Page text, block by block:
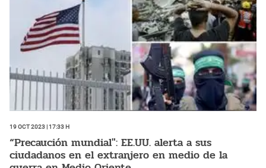
19 Oct 2023 | 17:33 h
“Precaución mundial": EE.UU. alerta a sus
ciudadanos en el extranjero en medio de la